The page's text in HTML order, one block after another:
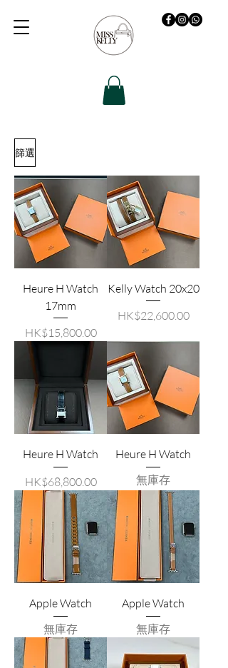
篩選
Heure H Watch
17mm
價格
HK$15,800.00
Kelly Watch 20x20
價格
HK$22,600.00
Heure H Watch
價格
HK$68,800.00
Heure H Watch
無庫存
Apple Watch
無庫存
Apple Watch
無庫存